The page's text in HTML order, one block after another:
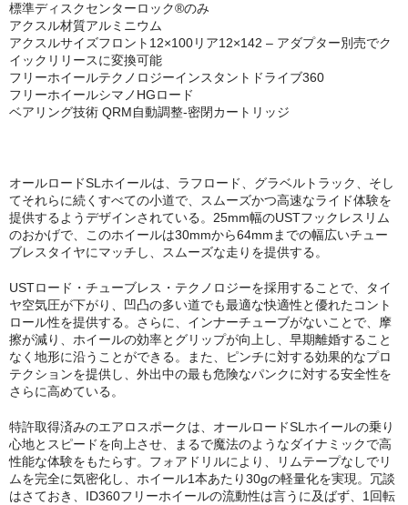
標準ディスクセンターロック®のみ
アクスル材質アルミニウム
アクスルサイズフロント12×100リア12×142 – アダプター別売でク
イックリリースに変換可能
フリーホイールテクノロジーインスタントドライブ360
フリーホイールシマノHGロード
ベアリング技術 QRM自動調整-密閉カートリッジ
オールロードSLホイールは、ラフロード、グラベルトラック、そし
てそれらに続くすべての小道で、スムーズかつ高速なライド体験を
提供するようデザインされている。25mm幅のUSTフックレスリム
のおかげで、このホイールは30mmから64mmまでの幅広いチュー
ブレスタイヤにマッチし、スムーズな走りを提供する。
USTロード・チューブレス・テクノロジーを採用することで、タイ
ヤ空気圧が下がり、凹凸の多い道でも最適な快適性と優れたコント
ロール性を提供する。さらに、インナーチューブがないことで、摩
擦が減り、ホイールの効率とグリップが向上し、早期離婚すること
なく地形に沿うことができる。また、ピンチに対する効果的なプロ
テクションを提供し、外出中の最も危険なパンクに対する安全性を
さらに高めている。
特許取得済みのエアロスポークは、オールロードSLホイールの乗り
心地とスピードを向上させ、まるで魔法のようなダイナミックで高
性能な体験をもたらす。フォアドリルにより、リムテープなしでリ
ムを完全に気密化し、ホイール1本あたり30gの軽量化を実現。冗談
はさておき、ID360フリーホイールの流動性は言うに及ばず、1回転